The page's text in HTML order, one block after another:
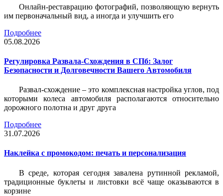
Онлайн-реставрацию фотографий, позволяющую вернуть
им первоначальный вид, а иногда и улучшить его
Подробнее
05.08.2026
Регулировка Развала-Схождения в СПб: Залог
Безопасности и Долговечности Вашего Автомобиля
Развал-схождение – это комплексная настройка углов, под
которыми колеса автомобиля располагаются относительно
дорожного полотна и друг друга
Подробнее
31.07.2026
Наклейка c промокодом: печать и персонализация
В среде, которая сегодня завалена рутинной рекламой,
традиционные буклеты и листовки всё чаще оказываются в
корзине